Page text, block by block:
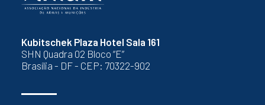
Kubitschek Plaza Hotel Sala 161
SHN Quadra 02 Bloco “E”
Brasília - DF - CEP: 70322-902